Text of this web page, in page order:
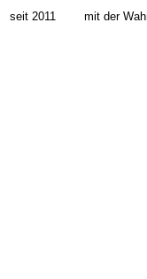
seit 2011 mit der